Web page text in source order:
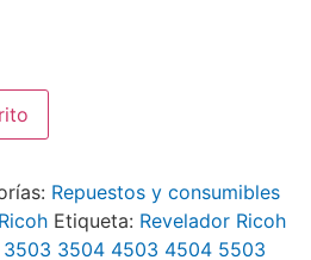
Repuestos y consumibles
Ricoh Etiqueta: Revelador Ricoh
3504 4503 4504 5503